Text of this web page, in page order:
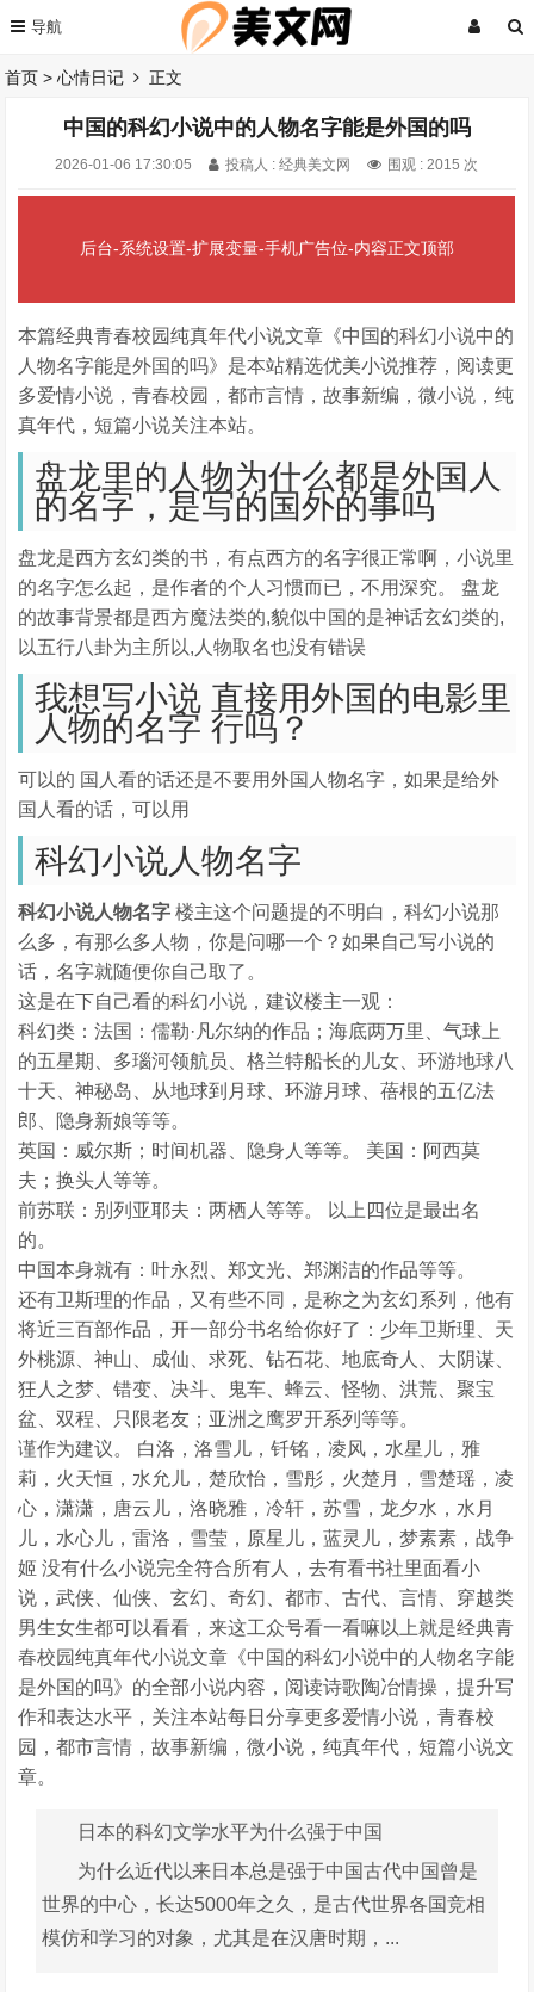
首页 >心情日记 正文
中国的科幻小说中的人物名字能是外国的吗
2026-01-06 17:30:05 投稿人 : 经典美文网 围观 :2015 次
后台-系统设置-扩展变量-手机广告位-内容正文顶部
本篇经典青春校园纯真年代小说文章《中国的科幻小说中的
人物名字能是外国的吗》是本站精选优美小说推荐，阅读更
多爱情小说，青春校园，都市言情，故事新编，微小说，纯
真年代，短篇小说关注本站。
盘龙里的人物为什么都是外国人
的名字，是写的国外的事吗
盘龙是西方玄幻类的书，有点西方的名字很正常啊，小说里
的名字怎么起，是作者的个人习惯而已，不用深究。 盘龙
的故事背景都是西方魔法类的,貌似中国的是神话玄幻类的,
以五行八卦为主所以,人物取名也没有错误
我想写小说 直接用外国的电影里
人物的名字 行吗？
可以的 国人看的话还是不要用外国人物名字，如果是给外
国人看的话，可以用
科幻小说人物名字
科幻小说人物名字 楼主这个问题提的不明白，科幻小说那
么多，有那么多人物，你是问哪一个？如果自己写小说的
话，名字就随便你自己取了。
这是在下自己看的科幻小说，建议楼主一观：
科幻类：法国：儒勒·凡尔纳的作品；海底两万里、气球上
的五星期、多瑙河领航员、格兰特船长的儿女、环游地球八
十天、神秘岛、从地球到月球、环游月球、蓓根的五亿法
郎、隐身新娘等等。
英国：威尔斯；时间机器、隐身人等等。 美国：阿西莫
夫；换头人等等。
前苏联：别列亚耶夫：两栖人等等。 以上四位是最出名
的。
中国本身就有：叶永烈、郑文光、郑渊洁的作品等等。
还有卫斯理的作品，又有些不同，是称之为玄幻系列，他有
将近三百部作品，开一部分书名给你好了：少年卫斯理、天
外桃源、神山、成仙、求死、钻石花、地底奇人、大阴谋、
狂人之梦、错变、决斗、鬼车、蜂云、怪物、洪荒、聚宝
盆、双程、只限老友；亚洲之鹰罗开系列等等。
谨作为建议。 白洛，洛雪儿，钎铭，凌风，水星儿，雅
莉，火天恒，水允儿，楚欣怡，雪彤，火楚月，雪楚瑶，凌
心，潇潇，唐云儿，洛晓雅，冷轩，苏雪，龙夕水，水月
儿，水心儿，雷洛，雪莹，原星儿，蓝灵儿，梦素素，战争
姬 没有什么小说完全符合所有人，去有看书社里面看小
说，武侠、仙侠、玄幻、奇幻、都市、古代、言情、穿越类
男生女生都可以看看，来这工众号看一看嘛以上就是经典青
春校园纯真年代小说文章《中国的科幻小说中的人物名字能
是外国的吗》的全部小说内容，阅读诗歌陶冶情操，提升写
作和表达水平，关注本站每日分享更多爱情小说，青春校
园，都市言情，故事新编，微小说，纯真年代，短篇小说文
章。
日本的科幻文学水平为什么强于中国
为什么近代以来日本总是强于中国古代中国曾是
世界的中心，长达5000年之久，是古代世界各国竞相
模仿和学习的对象，尤其是在汉唐时期，...